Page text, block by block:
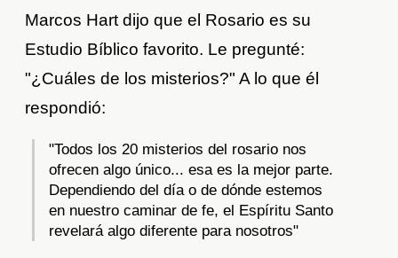
Marcos Hart dijo que el Rosario es su
Estudio Bíblico favorito. Le pregunté:
"¿Cuáles de los misterios?" A lo que él
respondió:
"Todos los 20 misterios del rosario nos
ofrecen algo único... esa es la mejor parte.
Dependiendo del día o de dónde estemos
en nuestro caminar de fe, el Espíritu Santo
revelará algo diferente para nosotros"